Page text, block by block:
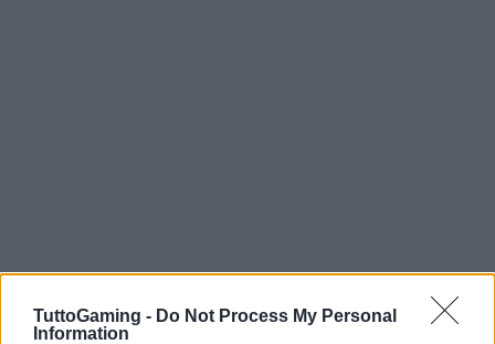
TuttoGaming - Do Not Process My Personal
Information